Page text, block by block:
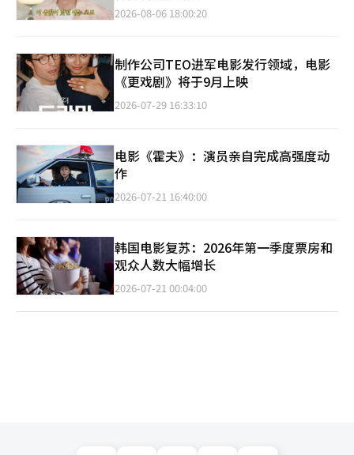
2026-08-06 18:00:20
制作公司TEO进军电影发行领域，电影
《更戏剧》将于9月上映
2026-07-29 16:33:10
电影《霍夫》：演员亲自完成高强度动
作
2026-07-21 16:40:00
韩国电影复苏：2026年第一季度票房和
观众人数大幅增长
2026-07-21 00:04:00